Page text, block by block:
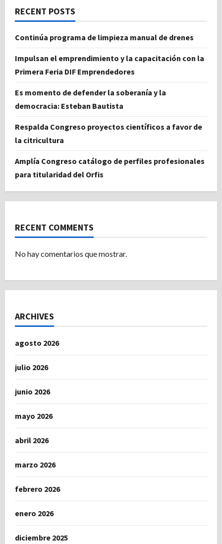
RECENT POSTS
Continúa programa de limpieza manual de drenes
Impulsan el emprendimiento y la capacitación con la
Primera Feria DIF Emprendedores
Es momento de defender la soberanía y la
democracia: Esteban Bautista
Respalda Congreso proyectos científicos a favor de
la citricultura
Amplía Congreso catálogo de perfiles profesionales
para titularidad del Orfis
RECENT COMMENTS
No hay comentarios que mostrar.
ARCHIVES
agosto 2026
julio 2026
junio 2026
mayo 2026
abril 2026
marzo 2026
febrero 2026
enero 2026
diciembre 2025